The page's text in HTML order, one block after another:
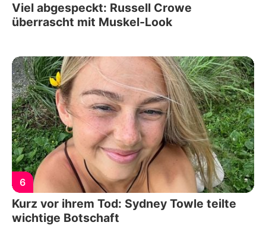
Viel abgespeckt: Russell Crowe
überrascht mit Muskel-Look
6
Kurz vor ihrem Tod: Sydney Towle teilte
wichtige Botschaft